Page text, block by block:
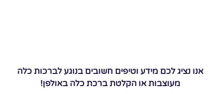
אנו נציג לכם מידע וטיפים חשובים בנוגע לברכות כלה
מעוצבות או הקלטת ברכת כלה באולפן!